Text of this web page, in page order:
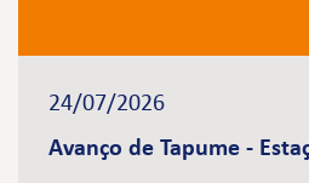
24/07/2026
Avanço de Tapume -